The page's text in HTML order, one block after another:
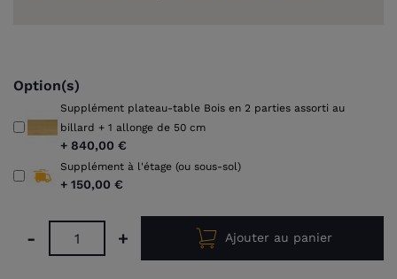
Option(s)
Supplément plateau-table Bois en 2 parties assorti au
billard + 1 allonge de 50 cm
+ 840,00 €
Supplément à l'étage (ou sous-sol)
+ 150,00 €
- + Ajouter au panier